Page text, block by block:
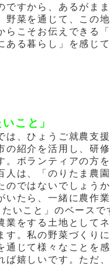
ですから、あるがま
野菜を通じて、この
らこそお伝えできる
ある暮らし」を感じ
こと」
は、ひょうご就農支
の紹介を活用し、研
。ボランティアの方
人は、「のりたま農
のではないでしょう
いたら、一緒に農作
いこと」のベースで
業をする土地として
す。私の野菜づくり
通じて様々なことを
ば嬉しいです。ただ